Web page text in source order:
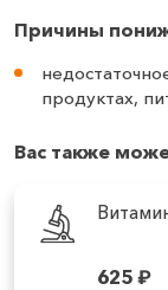
Причины
продуктах,
Вас также
625₽